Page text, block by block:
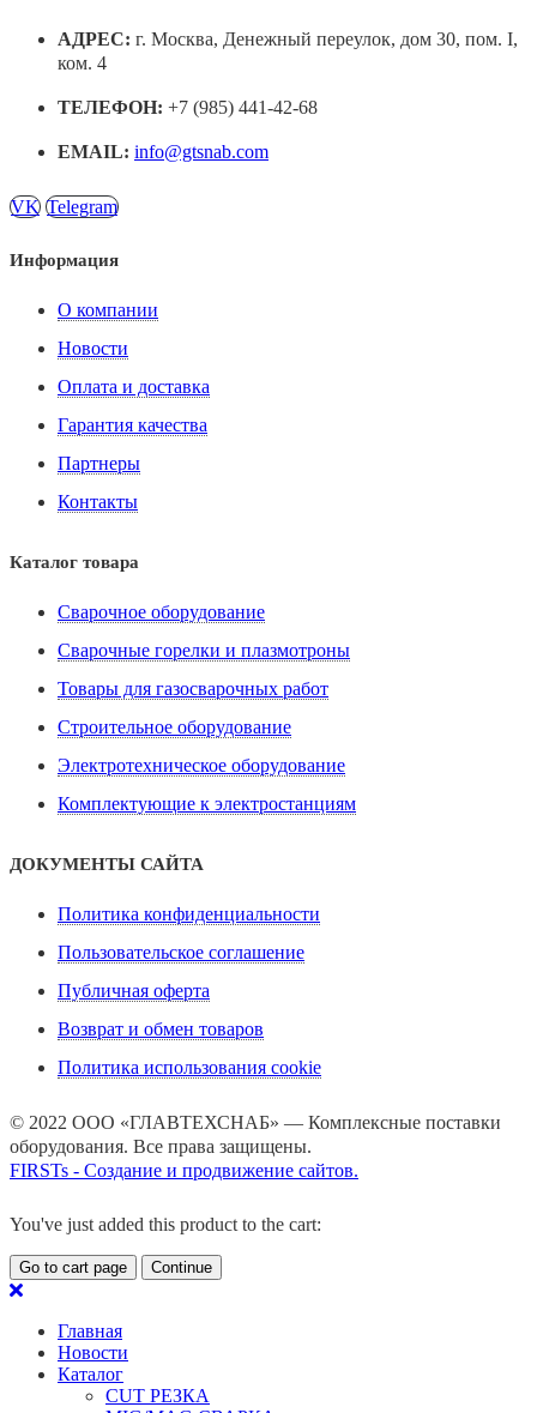
АДРЕС: г. Москва, Денежный переулок, дом 30, пом. I,
ком. 4
ТЕЛЕФОН: +7 (985) 441-42-68
EMAIL: info@gtsnab.com
VK Telegram
Информация
О компании
Новости
Оплата и доставка
Гарантия качества
Партнеры
Контакты
Каталог товара
Сварочное оборудование
Сварочные горелки и плазмотроны
Товары для газосварочных работ
Строительное оборудование
Электротехническое оборудование
Комплектующие к электростанциям
ДОКУМЕНТЫ САЙТА
Политика конфиденциальности
Пользовательское соглашение
Публичная оферта
Возврат и обмен товаров
Политика использования cookie
© 2022 ООО «ГЛАВТЕХСНАБ» — Комплексные поставки
оборудования. Все права защищены.
FIRSTs - Создание и продвижение сайтов.
You've just added this product to the cart:
Go to cart page Continue
Главная
Новости
Каталог
CUT РЕЗКА